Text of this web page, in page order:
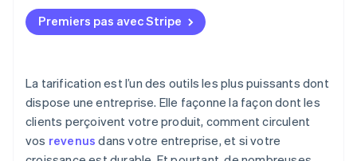
Tarification dynamique
Adaptez les prix à votre modèle économique
Testez, apprenez et ajustez
Assurez-vous que vos systèmes peuvent soutenir
votre stratégie
Services
Premiers pas avec Stripe
La tarification est l’un des outils les plus puissants dont
dispose une entreprise. Elle façonne la façon dont les
clients perçoivent votre produit, comment circulent
vos revenus dans votre entreprise, et si votre